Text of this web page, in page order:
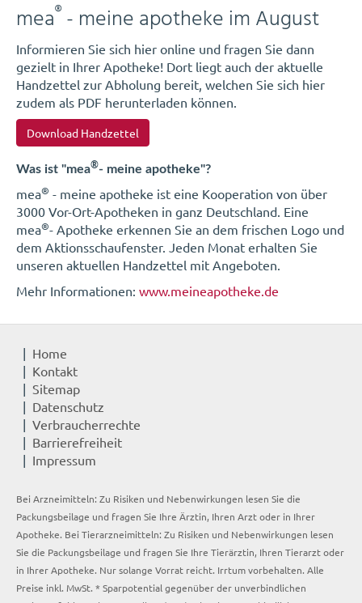
mea® - meine apotheke im August
Informieren Sie sich hier online und fragen Sie dann
gezielt in Ihrer Apotheke! Dort liegt auch der aktuelle
Handzettel zur Abholung bereit, welchen Sie sich hier
zudem als PDF herunterladen können.
Download Handzettel
Was ist "mea®- meine apotheke"?
mea® - meine apotheke ist eine Kooperation von über
3000 Vor-Ort-Apotheken in ganz Deutschland. Eine
mea®- Apotheke erkennen Sie an dem frischen Logo und
dem Aktionsschaufenster. Jeden Monat erhalten Sie
unseren aktuellen Handzettel mit Angeboten.
Mehr Informationen: www.meineapotheke.de
Home
Kontakt
Sitemap
Datenschutz
Verbraucherrechte
Barrierefreiheit
Impressum
Bei Arzneimitteln: Zu Risiken und Nebenwirkungen lesen Sie die
Packungsbeilage und fragen Sie Ihre Ärztin, Ihren Arzt oder in Ihrer
Apotheke. Bei Tierarzneimitteln: Zu Risiken und Nebenwirkungen lesen
Sie die Packungsbeilage und fragen Sie Ihre Tierärztin, Ihren Tierarzt oder
in Ihrer Apotheke. Nur solange Vorrat reicht. Irrtum vorbehalten. Alle
Preise inkl. MwSt. * Sparpotential gegenüber der unverbindlichen